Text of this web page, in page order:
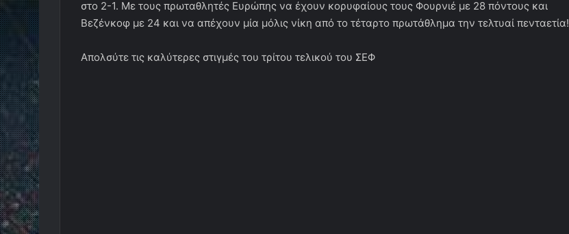
στο 2-1. Με τους πρωταθλητές Ευρώπης να έχουν κορυφαίους τους Φουρνιέ με 28 πόντους και
Βεζένκοφ με 24 και να απέχουν μία μόλις νίκη από το τέταρτο πρωτάθλημα την τελτυαί πενταετία!
Απολσύτε τις καλύτερες στιγμές του τρίτου τελικού του ΣΕΦ